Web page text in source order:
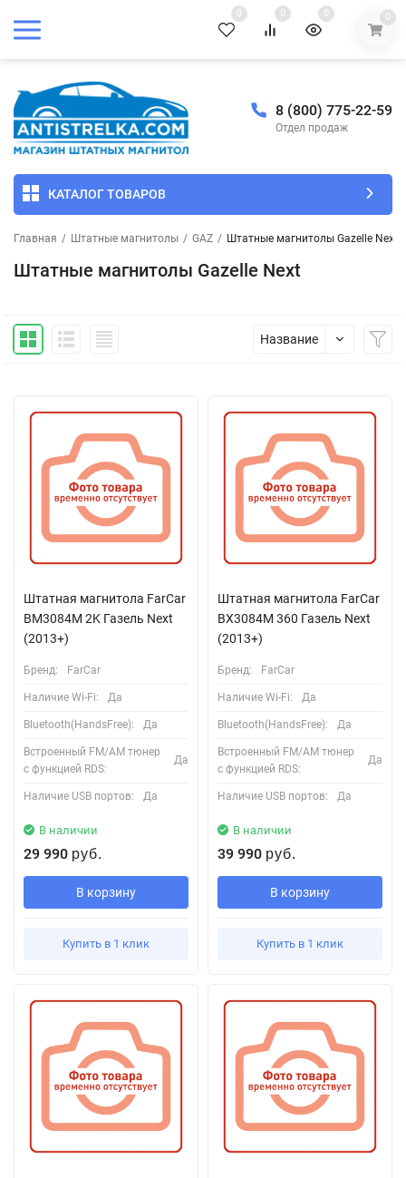
0 0 0 0
8 (800) 775-22-59
Отдел продаж
КАТАЛОГ ТОВАРОВ
Главная / Штатные магнитолы / GAZ / Штатные магнитолы Gazelle Next
Штатные магнитолы Gazelle Next
Название
Штатная магнитола FarCar
BM3084M 2K Газель Next
(2013+)
Бренд: FarCar
Наличие Wi-Fi: Да
Bluetooth(HandsFree): Да
Встроенный FM/AM тюнер
с функцией RDS:
Да
Наличие USB портов: Да
В наличии
29 990 руб.
В корзину
Купить в 1 клик
Штатная магнитола FarCar
BX3084M 360 Газель Next
(2013+)
Бренд: FarCar
Наличие Wi-Fi: Да
Bluetooth(HandsFree): Да
Встроенный FM/AM тюнер
с функцией RDS:
Да
Наличие USB портов: Да
В наличии
39 990 руб.
В корзину
Купить в 1 клик